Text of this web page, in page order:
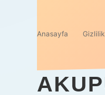
Anasayfa